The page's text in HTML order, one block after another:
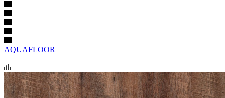
AQUAFLOOR